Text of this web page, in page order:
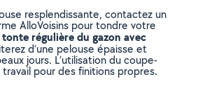
resplendissante, contactez un
AlloVoisins pour tondre votre
tonte régulière du gazon avec
d’une pelouse épaisse et
jours. L’utilisation du coupe-
pour des finitions propres.